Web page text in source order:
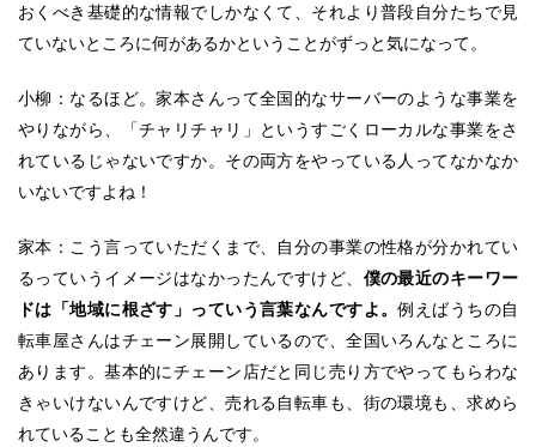
おくべき基礎的な情報でしかなくて、それより普段自分たちで見
ていないところに何があるかということがずっと気になって。
小柳：なるほど。家本さんって全国的なサーバーのような事業を
やりながら、「チャリチャリ」というすごくローカルな事業をさ
れているじゃないですか。その両方をやっている人ってなかなか
いないですよね！
家本：こう言っていただくまで、自分の事業の性格が分かれてい
るっていうイメージはなかったんですけど、 僕の最近のキーワー
ドは「地域に根ざす」っていう言葉なんですよ。例えばうちの自
転車屋さんはチェーン展開しているので、全国いろんなところに
あります。基本的にチェーン店だと同じ売り方でやってもらわな
きゃいけないんですけど、売れる自転車も、街の環境も、求めら
れていることも全然違うんです。